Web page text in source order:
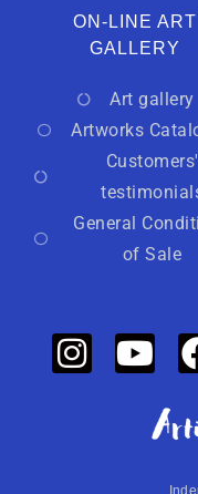
ON-LINE ART
GALLERY
Art gallery
Artworks
Customers'
General
of Sale